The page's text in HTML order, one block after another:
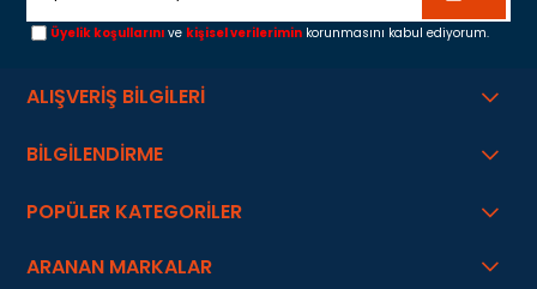
Üyelik koşullarını ve kişisel verilerimin korunmasını kabul ediyorum.
ALIŞVERİŞ BİLGİLERİ
BİLGİLENDİRME
POPÜLER KATEGORİLER
ARANAN MARKALAR